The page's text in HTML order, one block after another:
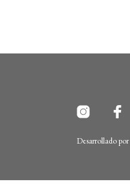
Desarrollado por